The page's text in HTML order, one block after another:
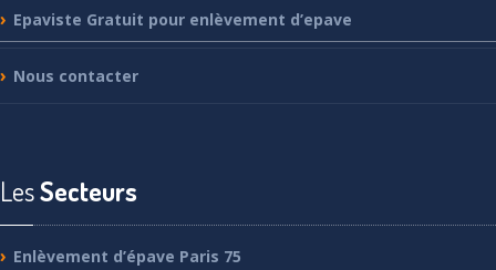
Epaviste Gratuit pour enlèvement d’epave
Nous contacter
LesSecteurs
Enlèvement d’épave Paris 75